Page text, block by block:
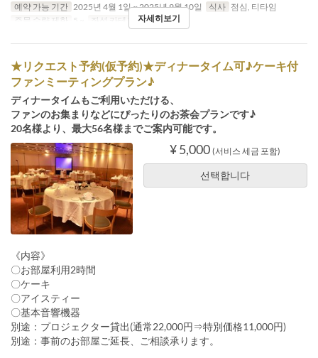
예약 가능 기간 2025년 4월 1일 ~ 2025년 9월 10일 식사 점심, 티타임
주문 수량 제한
5 ~ 좌석 카테고리 Restaurant
자세히보기
★リクエスト予約(仮予約)★ディナータイム可♪ケーキ付
ファンミーティングプラン♪
ディナータイムもご利用いただける、
ファンのお集まりなどにぴったりのお茶会プランです♪
20名様より、最大56名様までご案内可能です。
¥ 5,000 (서비스 세금 포함)
선택합니다
《内容》
〇お部屋利用2時間
〇ケーキ
〇アイスティー
〇基本音響機器
別途：プロジェクター貸出(通常22,000円⇒特別価格11,000円)
別途：事前のお部屋ご延長、ご相談承ります。